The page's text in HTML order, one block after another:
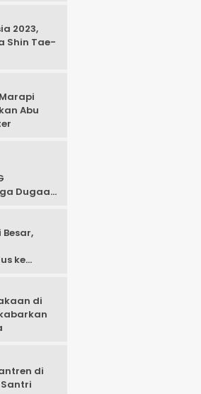
2023,
Shin Tae-
Abu
Dugaan
ke
di
di